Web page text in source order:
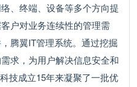
、终端、设备等多个方向提
户对业务连续性的管理需
腾翼IT管理系统。通过挖掘
求，为用户解决信息安全和
技成立15年来凝聚了一批优